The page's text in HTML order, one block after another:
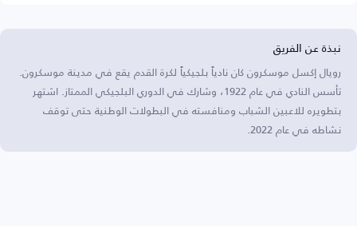
نبذة عن الفريق
رويال إكسل موسكرون كان نادياً بلجيكياً لكرة القدم يقع في مدينة موسكرون.
تأسس النادي في عام 1922، وشارك في الدوري البلجيكي الممتاز. اشتهر
بتطويره للاعبين الشباب ومنافسته في البطولات الوطنية حتى توقف
نشاطه في عام 2022.